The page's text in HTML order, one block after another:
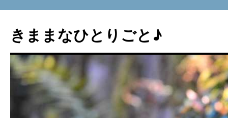
テ
ン
ス
キ
きままなひとりごと♪